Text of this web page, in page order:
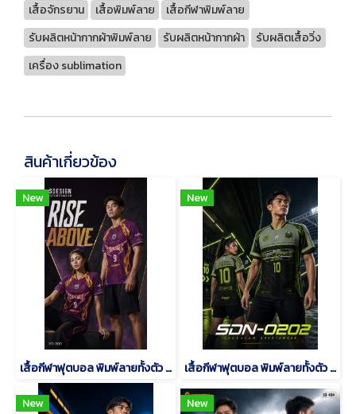
เสื้อจักรยาน
เสื้อพิมพ์ลาย
เสื้อกีฬาพิมพ์ลาย
รับผลิตหน้ากากผ้าพิมพ์ลาย
รับผลิตหน้ากากผ้า
รับผลิตเสื้อวิ่ง
เครื่อง sublimation
สินค้าเกี่ยวข้อง
New
เสื้อกีฬาฟุตบอล พิมพ์ลายทั้งตัว เนื้อผ้า "นาโนเทค"SD-500
New
เสื้อกีฬาฟุตบอล พิมพ์ลายทั้งตัว เนื้อผ้า "นาโนเทค"SDN-0202
New New